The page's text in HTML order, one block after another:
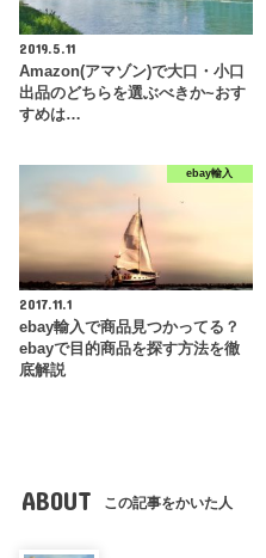
2019.5.11
Amazon(アマゾン)で大口・小口
出品のどちらを選ぶべきか~おす
すめは…
ebay輸入
2017.11.1
ebay輸入で商品見つかってる？
ebayで目的商品を探す方法を徹
底解説
ABOUT この記事をかいた人